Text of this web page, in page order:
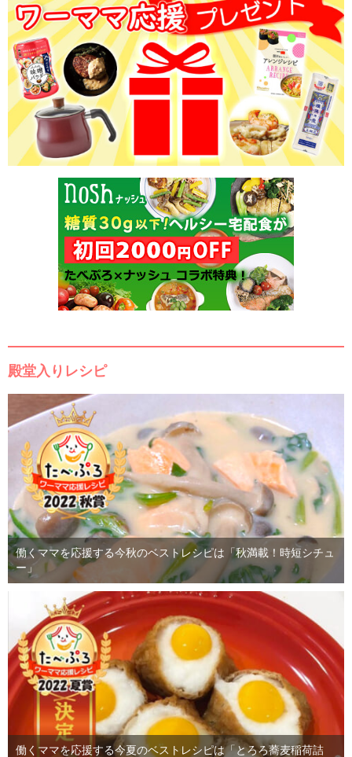
殿堂入りレシピ
働くママを応援する今秋のベストレシピは「秋満載！時短シチュ
ー」
働くママを応援する今夏のベストレシピは「とろろ蕎麦稲荷詰